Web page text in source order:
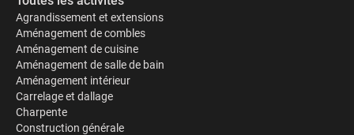
Agrandissement et extensions
Aménagement de combles
Aménagement de cuisine
Aménagement de salle de bain
Aménagement intérieur
Carrelage et dallage
Charpente
Construction générale